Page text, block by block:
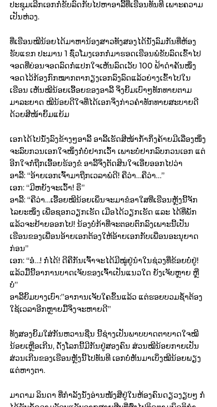
ປະຊຸມເລີກເອກກໍ່ຂັບລົດກັບໄປຫາອາລີ້ທີ່ເຮືອນທັນທີ ເພາະຄວາມ
ເປັນຫ່ວງ.
ທີ່ເຮືອນໝີນ້ອຍໄດ້ມາຫານ້ອງສາວທັງສອງໄດ້ນັ່ງລົມກັນທີ່ຫ້ອງ
ຮັບແຂກ ປະມານ 1 ຊົ່ວໂມງເອກກໍ່ມາຮອດເຮືອນພໍຂັບລົດເຂົ້າໄປ
ຈອດທີ່ບ່ອນຈອດລົດກໍ່ແປກໃຈເຫັນລົດເວັບ 100 ຟ້າດຳຄັນໜຶ່ງ
ຈອດໄວ້ກ້ອງກົກໝາກຕາກຽງເອກລົງລົດແລ້ວຍ່າງເຂົ້າໄປໃນ
ເຮືອນ ເຫັນໝີນ້ອຍເອື້ອຍຂອງອາລີ້ ຈິ່ງຍິ້ມເບົາໆທັກທາຍຕາມ
ມາລະຍາດ ໝີນ້ອຍດີໃຈທີ່ໄດ້ເອກຈິ່ງກ່າວຄຳທັກທາຍສະບາຍດີ
ດ້ວຍສີໜ້າຍິ້ມແຍ້ມ
ເອກໄດ້ໄປນັ່ງລົງຂ້າງໆອາລີ້ ອາລີ້ເຮັດສີໜ້າກ້ຳກິ່ງຄ້າຍມີເລື່ອງໜຶ່ງ
ຈະລົບກວນເອກໃຈໜຶ່ງກໍ່ບໍ່ຢາກເວົ້າ ເພາະບໍ່ຢາກລົບກວນເອກ ແຕ່
ອີກໃຈກໍ່ຖືກເອື້ອຍຮ້ອງຂໍ ອາລີ້ຈິ່ງຕັດສິນໃຈເອີ່ຍອອກໄປວ່າ
ອາລີ້: “ອ້າຍເອກເຈົ້າມາຖືກເວລາພໍດີ! ຄືວ່າ…ຄືວ່າ…”
ເອກ: “ມີຫຍັງຈະເວົ້າ! ຣຶ”
ອາລີ້: “ຄືວ່າ…ເອື້ອຍໝີນ້ອຍເພິ່ນຈະມາຂໍອາໃສທີ່ເຮືອນຫຼັງນີ້ຈັກ
ໄລຍະໜຶ່ງ ເພື່ອຊອກວຽກເຮັດ ເມືອໄດ້ວຽກເຮັດ ແລະ ໄດ້ທີ່ພັກ
ແລ້ວຈະຢ້າຍອອກໄປ! ນ້ອງບໍ່ກ້າທີ່ຈະຕອບຕົກລົງເພາະນີ້ເປັນ
ເຮືອນຂອງເພື່ອນອ້າຍເອກຕ້ອງໃຫ້ອ້າຍເອກກັບເພື່ອນອະນຸຍາດ
ກ່ອນ”
ເອກ: “ອໍ…! ກໍ່ໄດ້! ດີຄືກັນເຈົ້າຈະໄດ້ມີໝູ່ຢູ່ນຳໃນຊ່ວງທີ່ຂ້ອຍບໍ່ຢູ່!
ແລ້ວມື້ນີ້ອາການບາດເຈັບຂອງເຈົ້າເປັນແນວໃດ ຍັງເຈັບຫຼາຍ ຫຼື
ບໍ່”
ອາລີ້ຍິ້ມບາງເບົາ:​”ອາການເຈັບໃຄຂຶ້ນແລ້ວ ແຕ່ຮອຍບວມຊ້ຳຕ້ອງ
ໃຊ້ເວລາອີກຫຼາຍມື້ຈິ່ງຈະຫາຍດີ”
ທັງສອງຍິ້ມໃສ່ກັນຫວານຊື່ນ ນີ້ຊ່າງເປັນພາບບາດຕາບາດໃຈໝີ
ນ້ອຍເຫຼືອເກີນ, ດັ່ງໂລກນີ້ມີກັນຢູ່ສອງຄົນ ສ່ວນໝີນ້ອຍກາຍເປັນ
ສ່ວນເກີນຂອງເຮືອນຫຼັງນີ້ໄປທັນທີ ເອກບໍ່ຫັນມາເບິ່ງໝີນ້ອຍພຽງ
ແຕ່ຫາງຕາ.
ມາດາມ ລິນດາ ທີ່ກຳລັງນັ່ງອ່ານໜັງສືຢູ່ໃນຫ້ອງຄົນດຽວງຽບໆ ກໍ່